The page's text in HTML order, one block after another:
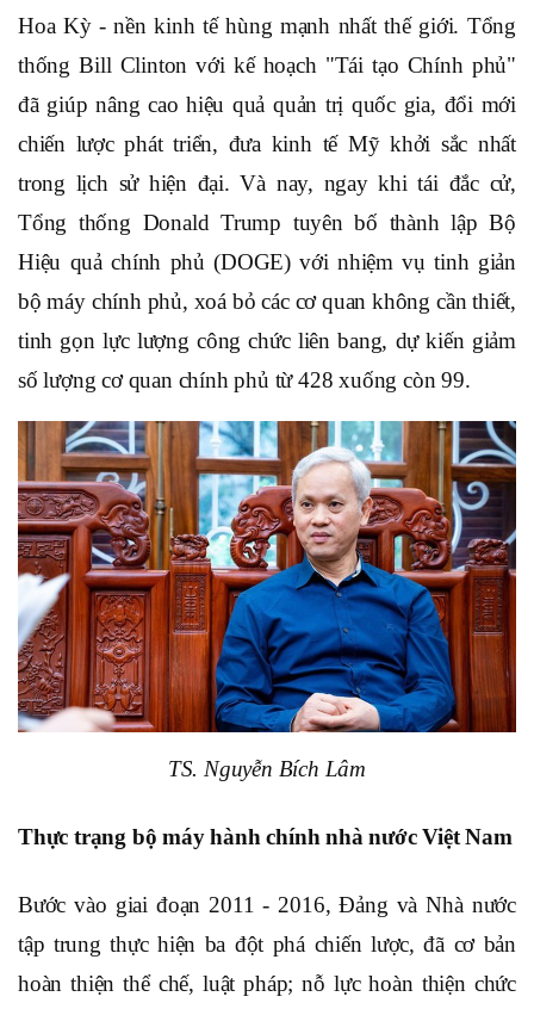
Hoa Kỳ - nền kinh tế hùng mạnh nhất thế giới. Tổng
thống Bill Clinton với kế hoạch "Tái tạo Chính phủ"
đã giúp nâng cao hiệu quả quản trị quốc gia, đổi mới
chiến lược phát triển, đưa kinh tế Mỹ khởi sắc nhất
trong lịch sử hiện đại. Và nay, ngay khi tái đắc cử,
Tổng thống Donald Trump tuyên bố thành lập Bộ
Hiệu quả chính phủ (DOGE) với nhiệm vụ tinh giản
bộ máy chính phủ, xoá bỏ các cơ quan không cần thiết,
tinh gọn lực lượng công chức liên bang, dự kiến giảm
số lượng cơ quan chính phủ từ 428 xuống còn 99.
TS. Nguyễn Bích Lâm
Thực trạng bộ máy hành chính nhà nước Việt Nam
Bước vào giai đoạn 2011 - 2016, Đảng và Nhà nước
tập trung thực hiện ba đột phá chiến lược, đã cơ bản
hoàn thiện thể chế, luật pháp; nỗ lực hoàn thiện chức